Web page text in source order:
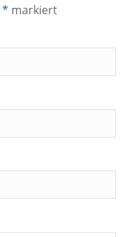
* markiert